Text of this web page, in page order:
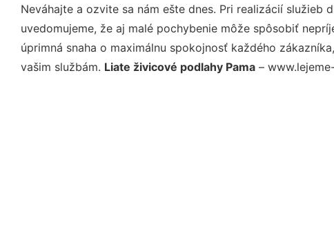
Neváhajte a ozvite sa nám ešte dnes. Pri realizácií
uvedomujeme, že aj malé pochybenie môže spôsobiť
úprimná snaha o maximálnu spokojnosť každého
vašim službám. Liate živicové podlahy Pama –